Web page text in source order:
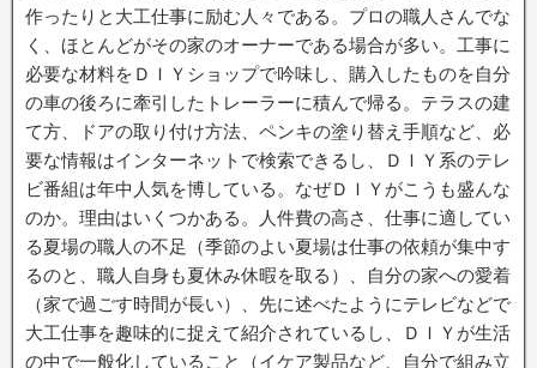
作ったりと大工仕事に励む人々である。プロの職人さんでな
く、ほとんどがその家のオーナーである場合が多い。工事に
必要な材料をＤＩＹショップで吟味し、購入したものを自分
の車の後ろに牽引したトレーラーに積んで帰る。テラスの建
て方、ドアの取り付け方法、ペンキの塗り替え手順など、必
要な情報はインターネットで検索できるし、ＤＩＹ系のテレ
ビ番組は年中人気を博している。なぜＤＩＹがこうも盛んな
のか。理由はいくつかある。人件費の高さ、仕事に適してい
る夏場の職人の不足（季節のよい夏場は仕事の依頼が集中す
るのと、職人自身も夏休み休暇を取る）、自分の家への愛着
（家で過ごす時間が長い）、先に述べたようにテレビなどで
大工仕事を趣味的に捉えて紹介されているし、ＤＩＹが生活
の中で一般化していること（イケア製品など、自分で組み立